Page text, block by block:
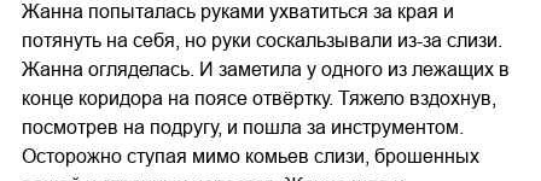
Жанна попыталась руками ухватиться за края и
потянуть на себя, но руки соскальзывали из-за слизи.
Жанна огляделась. И заметила у одного из лежащих в
конце коридора на поясе отвёртку. Тяжело вздохнув,
посмотрев на подругу, и пошла за инструментом.
Осторожно ступая мимо комьев слизи, брошенных